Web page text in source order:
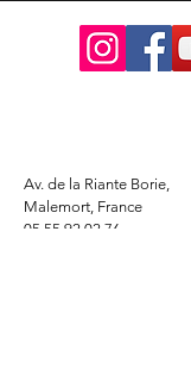
Av. de la Riante Borie,
Malemort, France
05 55 92 02 76